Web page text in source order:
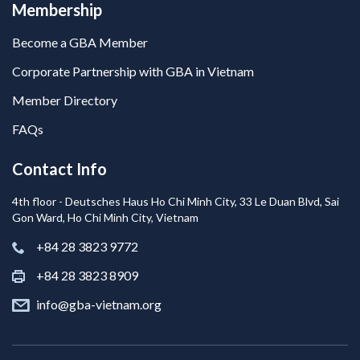
Membership
Become a GBA Member
Corporate Partnership with GBA in Vietnam
Member Directory
FAQs
Contact Info
4th floor - Deutsches Haus Ho Chi Minh City, 33 Le Duan Blvd, Sai
Gon Ward, Ho Chi Minh City, Vietnam
+84 28 3823 9772
+84 28 3823 8909
info@gba-vietnam.org